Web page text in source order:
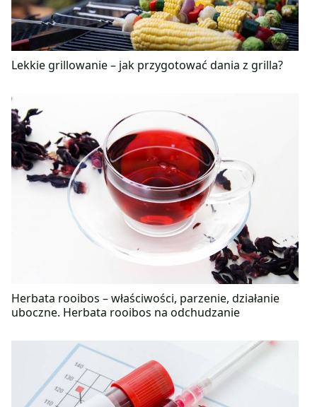
Lekkie grillowanie – jak przygotować dania z grilla?
Herbata rooibos – właściwości, parzenie, działanie
uboczne. Herbata rooibos na odchudzanie